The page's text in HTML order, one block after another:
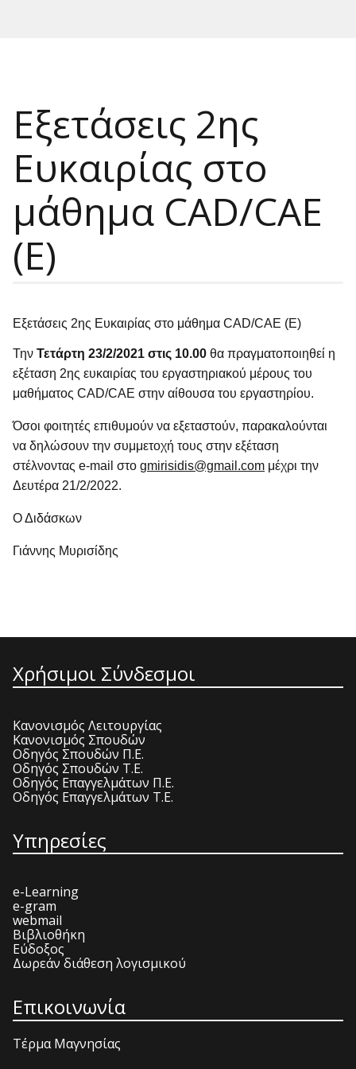
Εξετάσεις 2ης
Ευκαιρίας στο
μάθημα CAD/CAE
(E)
Εξετάσεις 2ης Ευκαιρίας στο μάθημα CAD/CAE (E)
Την Τετάρτη 23/2/2021 στις 10.00 θα πραγματοποιηθεί η
εξέταση 2ης ευκαιρίας του εργαστηριακού μέρους του
μαθήματος CAD/CAE στην αίθουσα του εργαστηρίου.
Όσοι φοιτητές επιθυμούν να εξεταστούν, παρακαλούνται
να δηλώσουν την συμμετοχή τους στην εξέταση
στέλνοντας e-mail στο gmirisidis@gmail.com μέχρι την
Δευτέρα 21/2/2022.
Ο Διδάσκων
Γιάννης Μυρισίδης
Χρήσιμοι Σύνδεσμοι
Κανονισμός Λειτουργίας
Κανονισμός Σπουδών
Οδηγός Σπουδών Π.Ε.
Οδηγός Σπουδών Τ.Ε.
Οδηγός Επαγγελμάτων Π.Ε.
Οδηγός Επαγγελμάτων Τ.Ε.
Υπηρεσίες
e-Learning
e-gram
webmail
Βιβλιοθήκη
Εύδοξος
Δωρεάν διάθεση λογισμικού
Επικοινωνία
Τέρμα Μαγνησίας